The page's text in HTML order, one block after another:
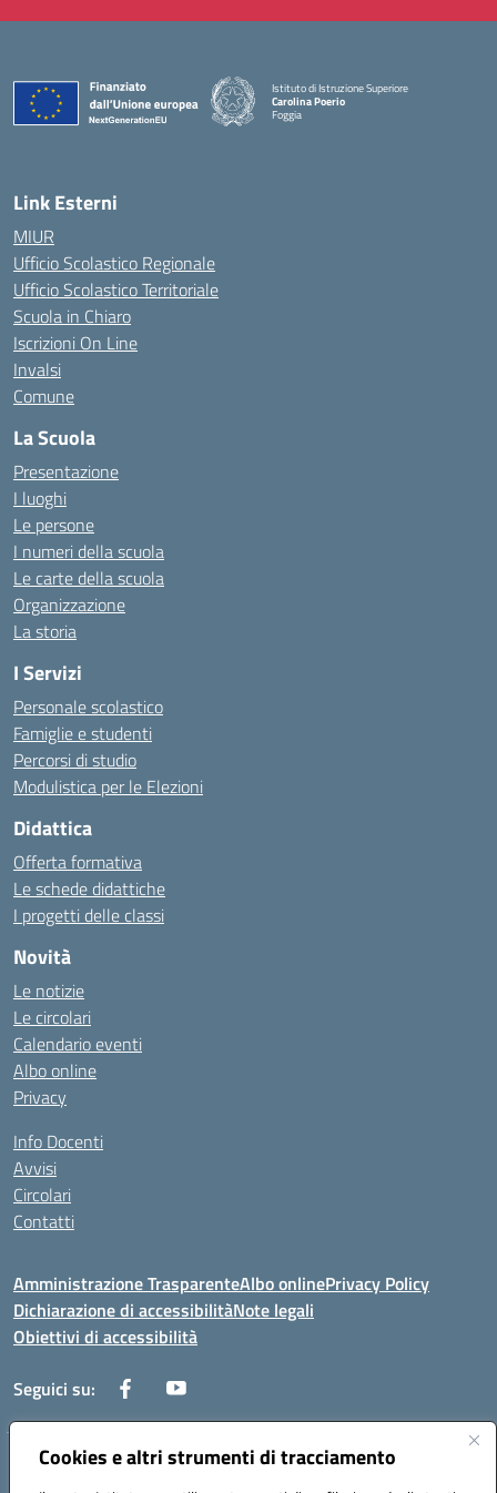
Cookies e altri strumenti di tracciamento
Istituto di Istruzione Superiore
Carolina Poerio
Foggia
— Visita la pagina iniziale della scuola
Link Esterni
MIUR
Ufficio Scolastico Regionale
Ufficio Scolastico Territoriale
Scuola in Chiaro
Iscrizioni On Line
Invalsi
Comune
La Scuola
Presentazione
I luoghi
Le persone
I numeri della scuola
Le carte della scuola
Organizzazione
La storia
I Servizi
Personale scolastico
Famiglie e studenti
Percorsi di studio
Modulistica per le Elezioni
Didattica
Offerta formativa
Le schede didattiche
I progetti delle classi
Novità
Le notizie
Le circolari
Calendario eventi
Albo online
Privacy
Info Docenti
Avvisi
Circolari
Contatti
Amministrazione TrasparenteAlbo onlinePrivacy Policy
Dichiarazione di accessibilitàNote legali
Obiettivi di accessibilità
Seguici su:
Corso Roma, 1 71100 FOGGIA (FG)